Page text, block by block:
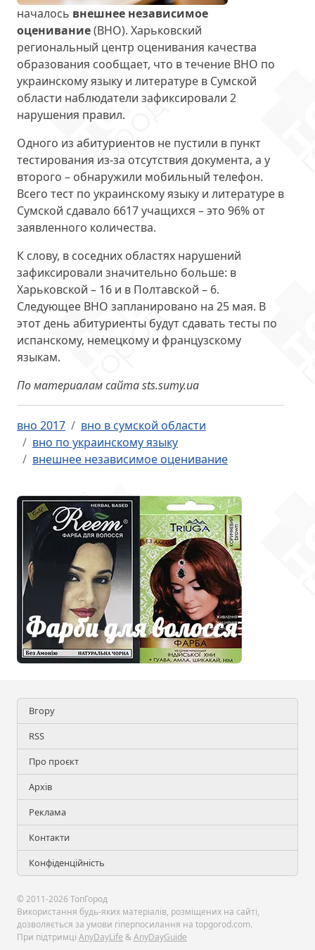
началось внешнее независимое
оценивание(ВНО). Харьковский
региональный центр оценивания качества
образования сообщает, что в течение ВНО по
украинскому языку и литературе в Сумской
области наблюдатели зафиксировали 2
нарушения правил.
Одного из абитуриентов не пустили в пункт
тестирования из-за отсутствия документа, а у
второго – обнаружили мобильный телефон.
Всего тест по украинскому языку и литературе в
Сумской сдавало 6617 учащихся – это 96% от
заявленного количества.
К слову, в соседних областях нарушений
зафиксировали значительно больше: в
Харьковской – 16 и в Полтавской – 6.
Следующее ВНО запланировано на 25 мая. В
этот день абитуриенты будут сдавать тесты по
испанскому, немецкому и французскому
языкам.
По материалам сайта sts.sumy.ua
вно 2017
вно в сумской области
вно по украинскому языку
внешнее независимое оценивание
Вгору
RSS
Про проєкт
Архів
Реклама
Контакти
Конфіденційність
© 2011-2026 ТопГород
Використання будь-яких матеріалів, розміщених на сайті,
дозволяється за умови гіперпосилання на topgorod.com.
При підтримці AnyDayLife &AnyDayGuide